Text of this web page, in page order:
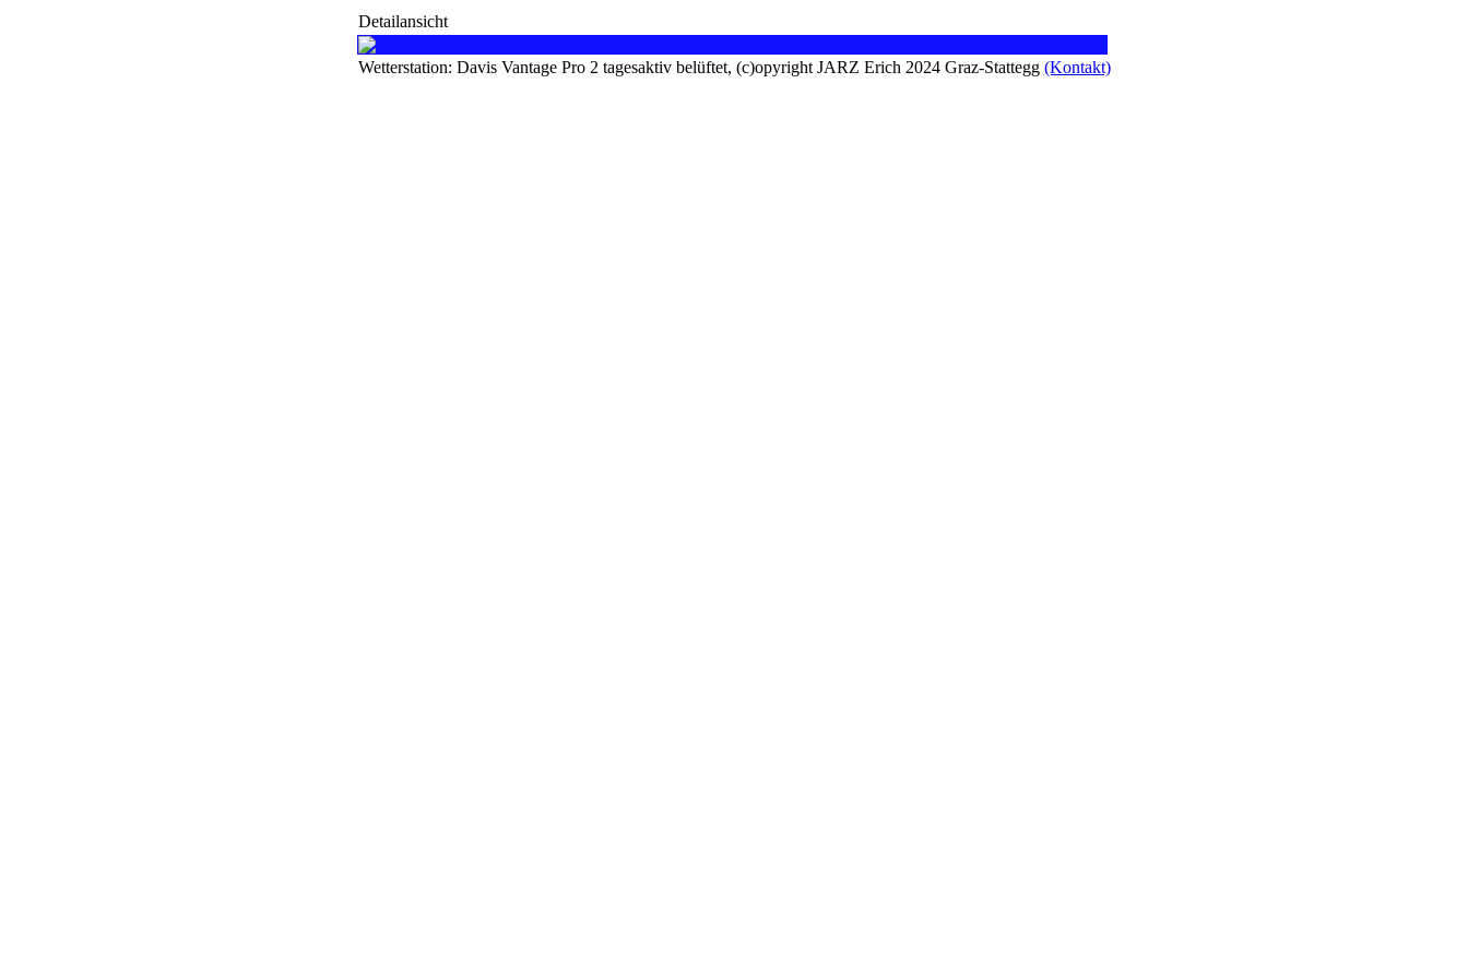
Detailansicht
Wetterstation: Davis Vantage Pro 2 tagesaktiv belüftet, (c)opyright JARZ Erich 2024 Graz-Stattegg (Kontakt)